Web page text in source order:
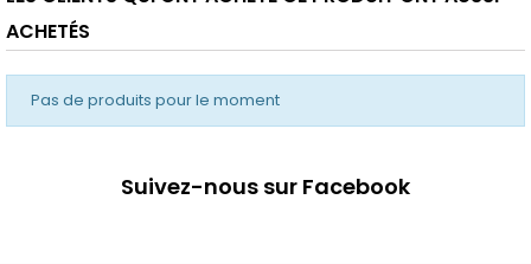
ACHETÉS
Pas de produits pour le moment
Suivez-nous sur Facebook